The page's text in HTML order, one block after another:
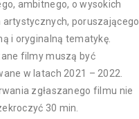
ambitnego, o wysokich
artystycznych, poruszającego
i oryginalną tematykę.
filmy muszą być
w latach 2021 – 2022.
zgłaszanego filmu nie
30 min.